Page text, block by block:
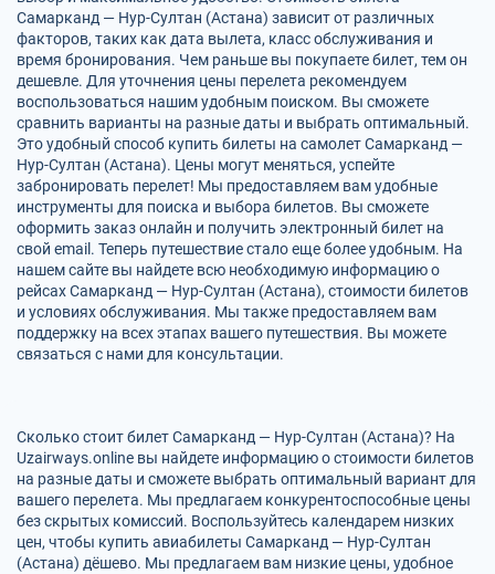
Самарканд — Нур-Султан (Астана) зависит от различных
факторов, таких как дата вылета, класс обслуживания и
время бронирования. Чем раньше вы покупаете билет, тем он
дешевле. Для уточнения цены перелета рекомендуем
воспользоваться нашим удобным поиском. Вы сможете
сравнить варианты на разные даты и выбрать оптимальный.
Это удобный способ купить билеты на самолет Самарканд —
Нур-Султан (Астана). Цены могут меняться, успейте
забронировать перелет! Мы предоставляем вам удобные
инструменты для поиска и выбора билетов. Вы сможете
оформить заказ онлайн и получить электронный билет на
свой email. Теперь путешествие стало еще более удобным. На
нашем сайте вы найдете всю необходимую информацию о
рейсах Самарканд — Нур-Султан (Астана), стоимости билетов
и условиях обслуживания. Мы также предоставляем вам
поддержку на всех этапах вашего путешествия. Вы можете
связаться с нами для консультации.
Сколько стоит билет Самарканд — Нур-Султан (Астана)? На
Uzairways.online вы найдете информацию о стоимости билетов
на разные даты и сможете выбрать оптимальный вариант для
вашего перелета. Мы предлагаем конкурентоспособные цены
без скрытых комиссий. Воспользуйтесь календарем низких
цен, чтобы купить авиабилеты Самарканд — Нур-Султан
(Астана) дёшево. Мы предлагаем вам низкие цены, удобное